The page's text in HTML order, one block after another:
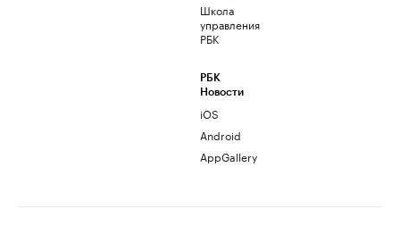
Школа
управления
РБК
РБК
Новости
iOS
Android
AppGallery